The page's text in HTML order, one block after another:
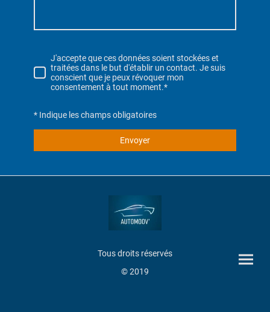
J'accepte que ces données soient stockées et
traitées dans le but d'établir un contact. Je suis
conscient que je peux révoquer mon
consentement à tout moment.*
* Indique les champs obligatoires
Envoyer
Tous droits réservés
© 2019